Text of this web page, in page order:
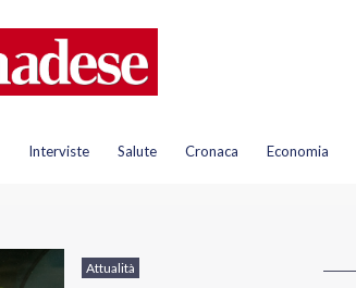
Interviste Salute Cronaca Economia
Attualità